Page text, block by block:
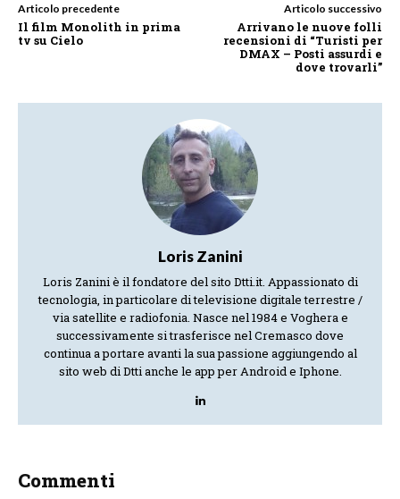
Articolo precedente
Il film Monolith in prima
tv su Cielo
Articolo successivo
Arrivano le nuove folli
recensioni di “Turisti per
DMAX – Posti assurdi e
dove trovarli”
Loris Zanini
Loris Zanini è il fondatore del sito Dtti.it. Appassionato di
tecnologia, in particolare di televisione digitale terrestre /
via satellite e radiofonia. Nasce nel 1984 e Voghera e
successivamente si trasferisce nel Cremasco dove
continua a portare avanti la sua passione aggiungendo al
sito web di Dtti anche le app per Android e Iphone.
Commenti